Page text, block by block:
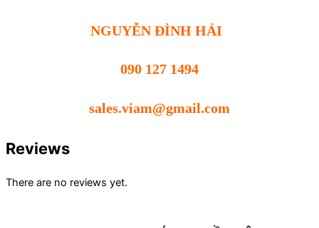
NGUYỄN ĐÌNH HẢI
090 127 1494
sales.viam@gmail.com
Reviews
There are no reviews yet.